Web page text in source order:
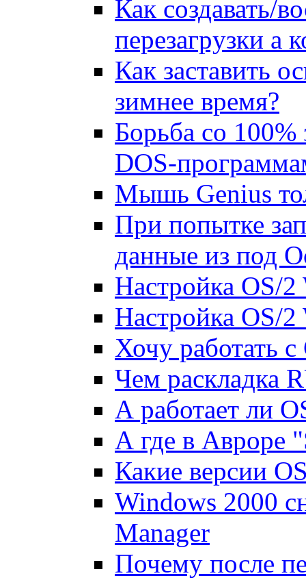
Как создавать/
пеpезагpузки а
Как заставить
зимнее время?
Борьба со 100%
DOS-
Мышь Genius
При попытке
данные из под
Настройка OS/2
Настройка OS/2
Хочу работать
Чем раскладка
А работает ли
А где в Авроре
Какие версии
Windows 2000
Manager
Почемy после